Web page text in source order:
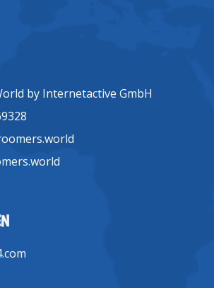
by Internetactive GmbH